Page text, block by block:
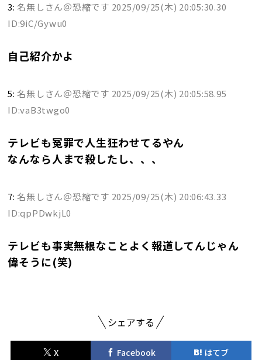
3:名無しさん＠恐縮です 2025/09/25(木) 20:05:30.30
ID:9iC/Gywu0
自己紹介かよ
5:名無しさん＠恐縮です 2025/09/25(木) 20:05:58.95
ID:vaB3twgo0
テレビも冤罪で人生狂わせてるやん
なんなら人まで殺したし、、、
7:名無しさん＠恐縮です 2025/09/25(木) 20:06:43.33
ID:qpPDwkjL0
テレビも事実無根なことよく報道してんじゃん
偉そうに(笑)
シェアする
X Facebook
はてブ